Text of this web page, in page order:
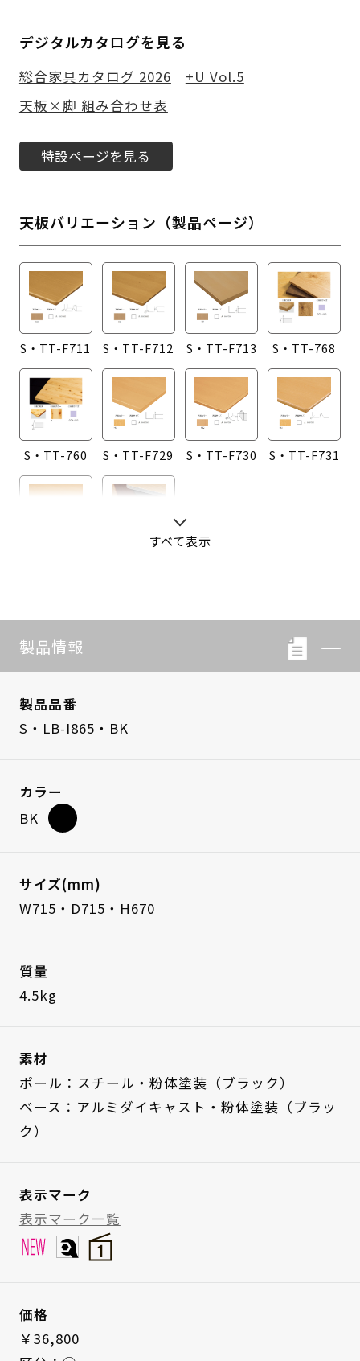
デジタルカタログを見る
総合家具カタログ 2026
+U Vol.5
天板×脚 組み合わせ表
特設ページを見る
天板バリエーション（製品ページ）
S・TT-F711 S・TT-F712 S・TT-F713 S・TT-768
S・TT-760 S・TT-F729 S・TT-F730 S・TT-F731
すべて表示
製品情報
製品品番
S・LB-I865・BK
カラー
BK
サイズ(mm)
W715・D715・H670
質量
4.5kg
素材
ポール：スチール・粉体塗装（ブラック）
ベース：アルミダイキャスト・粉体塗装（ブラッ
ク）
表示マーク
表示マーク一覧
価格
￥36,800